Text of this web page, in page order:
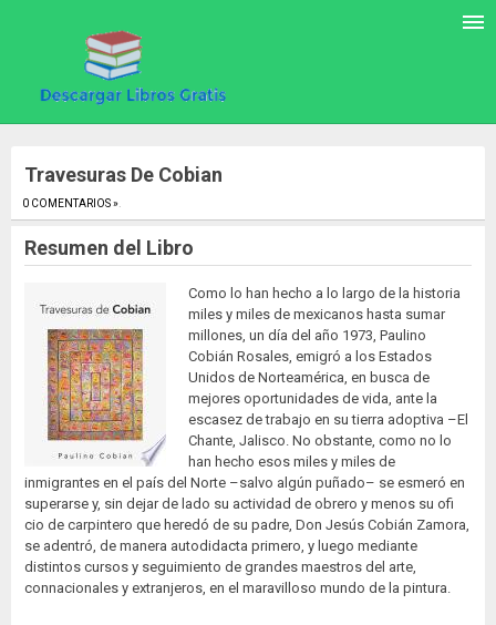
Travesuras De Cobian
0 COMENTARIOS ».
Resumen del Libro
Como lo han hecho a lo largo de la historia
miles y miles de mexicanos hasta sumar
millones, un día del año 1973, Paulino
Cobián Rosales, emigró a los Estados
Unidos de Norteamérica, en busca de
mejores oportunidades de vida, ante la
escasez de trabajo en su tierra adoptiva –El
Chante, Jalisco. No obstante, como no lo
han hecho esos miles y miles de
inmigrantes en el país del Norte –salvo algún puñado– se esmeró en
superarse y, sin dejar de lado su actividad de obrero y menos su ofi
cio de carpintero que heredó de su padre, Don Jesús Cobián Zamora,
se adentró, de manera autodidacta primero, y luego mediante
distintos cursos y seguimiento de grandes maestros del arte,
connacionales y extranjeros, en el maravilloso mundo de la pintura.